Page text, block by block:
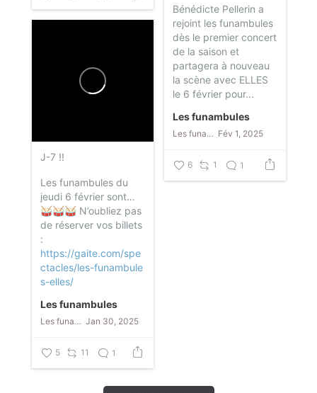
Bénédicte Pellerin a
rejoint les funambules
dès le premier concert
de la saison et
partagera à nouveau
la scène avec ELLES
le 6 février pour...
Les funambules
Les funambules Fév 1, 2025
6 1 1
J-7 !!
Les funambules du
jeudi 6 février sont…
🥁🥁🥁 N’oubliez pas
de réserver vos billets
:
https://gaite.com/spe
ctacles/les-funambule
s-elles/
Les funambules
Les funambules Jan 30, 2025
5 11 1